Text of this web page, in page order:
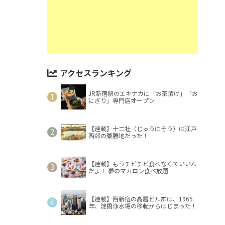
アクセスランキング
JR新宿駅のエキナカに「お茶漬け」「お
にぎり」専門店オープン
【連載】十二社（じゅうにそう）は江戸
西郊の景勝地だった！
【連載】もうチビチビ食べなくていいん
だよ！ 夢のマカロン食べ放題
【連載】西新宿の高層ビル群は、1965
年、淀橋浄水場の移転からはじまった！